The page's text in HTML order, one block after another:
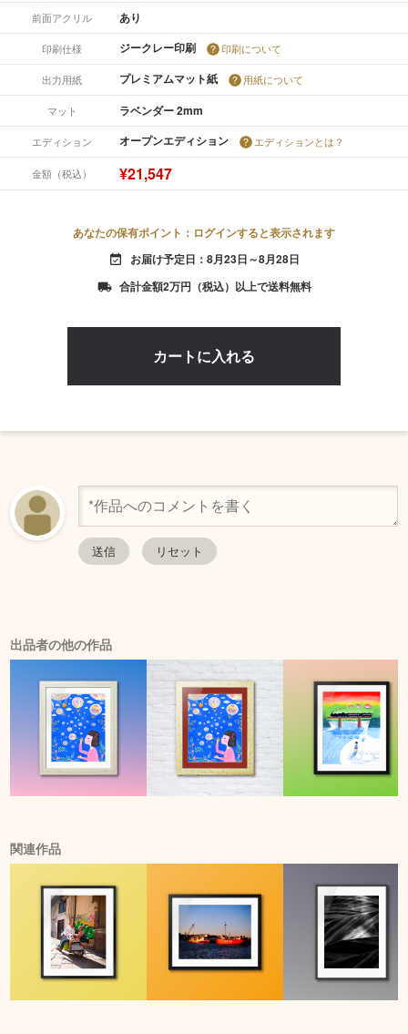
前面アクリル あり
印刷仕様 ジークレー印刷 印刷について
出力用紙 プレミアムマット紙 用紙について
マット ラベンダー 2mm
エディション オープンエディション エディションとは？
金額（税込） ¥21,547
あなたの保有ポイント：ログインすると表示されます
event_available お届け予定日：8月23日～8月28日
local_shipping 合計金額2万円（税込）以上で送料無料
出品者の他の作品
関連作品